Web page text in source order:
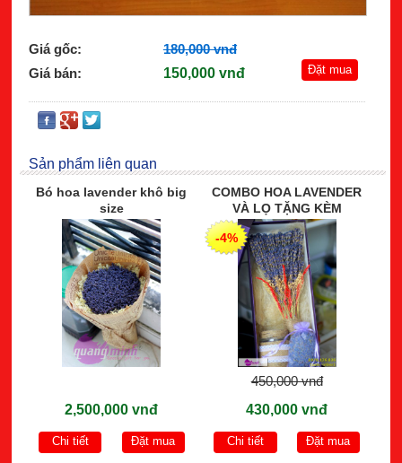
Giá gốc:
180,000 vnđ
Giá bán:
150,000 vnđ
Sản phẩm liên quan
Bó hoa lavender khô big
size
2,500,000 vnđ
Chi tiết Đặt mua
COMBO HOA LAVENDER
VÀ LỌ TẶNG KÈM
-4%
450,000 vnđ
430,000 vnđ
Chi tiết Đặt mua